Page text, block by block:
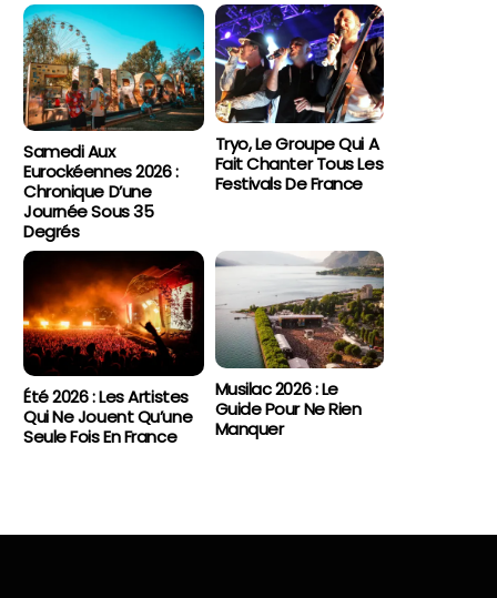
Samedi Aux
Eurockéennes 2026 :
Chronique D’une
Journée Sous 35
Degrés
Tryo, Le Groupe Qui A
Fait Chanter Tous Les
Festivals De France
Été 2026 : Les Artistes
Qui Ne Jouent Qu’une
Seule Fois En France
Musilac 2026 : Le
Guide Pour Ne Rien
Manquer